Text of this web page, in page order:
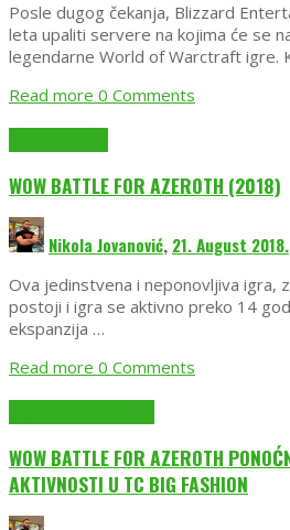
Posle dugog čekanja, Blizzard
leta upaliti servere na kojima će se
legendarne World of Warctraft igre.
Read more 0 Comments
WOW BATTLE FOR AZEROTH (2018)
Nikola Jovanović, 21. August 2018.
Ova jedinstvena i neponovljiva igra,
postoji i igra se aktivno preko 14
ekspanzija …
Read more 0 Comments
WOW BATTLE FOR AZEROTH
AKTIVNOSTI U TC BIG FASHION